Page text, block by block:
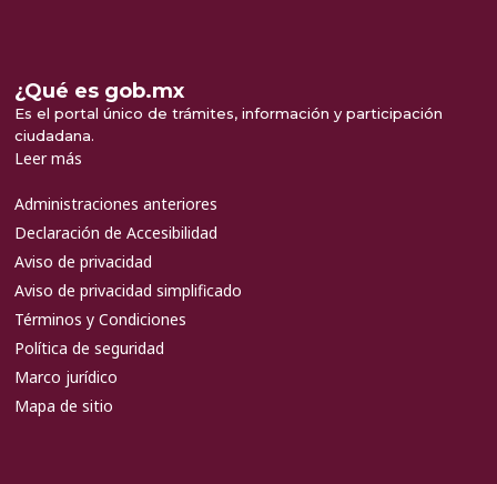
¿Qué es gob.mx
Es el portal único de trámites, información y participación
ciudadana.
Leer más
Administraciones anteriores
Declaración de Accesibilidad
Aviso de privacidad
Aviso de privacidad simplificado
Términos y Condiciones
Política de seguridad
Marco jurídico
Mapa de sitio